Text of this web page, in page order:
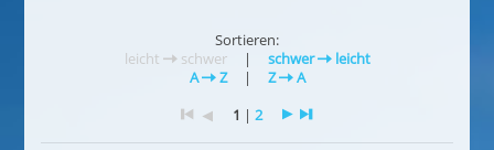
Sortieren:
leicht
schwer | schwer
leicht
A
Z | Z
A
1 | 2